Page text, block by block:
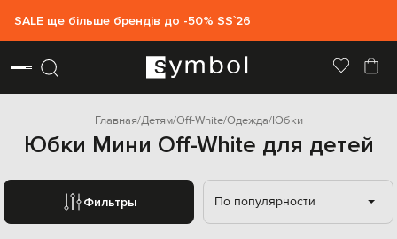
SALE ще більше брендів до -50% SS`26
Главная Детям Off-White Одежда Юбки
Юбки Мини Off-White для детей
Фильтры По популярности